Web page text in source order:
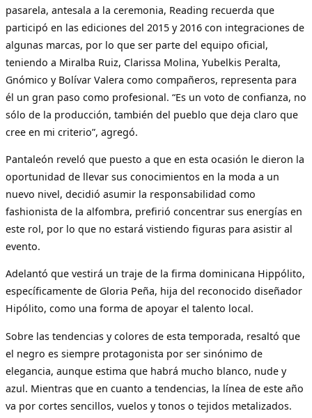
pasarela, antesala a la ceremonia, Reading recuerda que
participó en las ediciones del 2015 y 2016 con integraciones de
algunas marcas, por lo que ser parte del equipo oficial,
teniendo a Miralba Ruiz, Clarissa Molina, Yubelkis Peralta,
Gnómico y Bolívar Valera como compañeros, representa para
él un gran paso como profesional. “Es un voto de confianza, no
sólo de la producción, también del pueblo que deja claro que
cree en mi criterio”, agregó.
Pantaleón reveló que puesto a que en esta ocasión le dieron la
oportunidad de llevar sus conocimientos en la moda a un
nuevo nivel, decidió asumir la responsabilidad como
fashionista de la alfombra, prefirió concentrar sus energías en
este rol, por lo que no estará vistiendo figuras para asistir al
evento.
Adelantó que vestirá un traje de la firma dominicana Hippólito,
específicamente de Gloria Peña, hija del reconocido diseñador
Hipólito, como una forma de apoyar el talento local.
Sobre las tendencias y colores de esta temporada, resaltó que
el negro es siempre protagonista por ser sinónimo de
elegancia, aunque estima que habrá mucho blanco, nude y
azul. Mientras que en cuanto a tendencias, la línea de este año
va por cortes sencillos, vuelos y tonos o tejidos metalizados.